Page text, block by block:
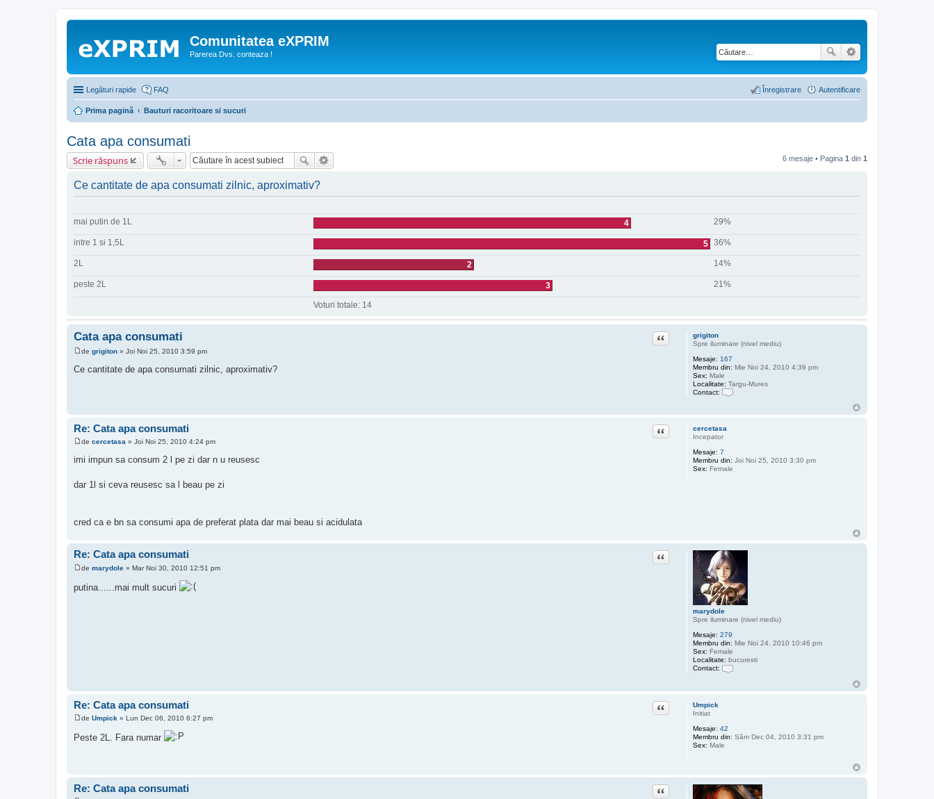
Comunitatea eXPRIM
Parerea Dvs. conteaza !
Legături rapide FAQ Autentificare
Înregistrare
Prima pagină Bauturi racoritoare si sucuri
Cata apa consumati
Scrie răspuns 6 mesaje • Pagina 1 din 1
Ce cantitate de apa consumati zilnic, aproximativ?
mai putin de 1L 4 29%
intre 1 si 1,5L 5 36%
2L 2 14%
peste 2L 3 21%
Voturi totale: 14
grigiton
Spre iluminare (nivel mediu)
Mesaje: 167
Membru din: Mie Noi 24, 2010 4:39 pm
Sex: Male
Localitate: Targu-Mures
Contact:
n
e
i
t
o
n
Cata apa consumati Citat
s
de grigiton » Joi Noi 25, 2010 3:59 pm
Ce cantitate de apa consumati zilnic, aproximativ?
cercetasa
Incepator
Mesaje: 7
Membru din: Joi Noi 25, 2010 3:30 pm
Sex: Female
Re: Cata apa consumati Citat
e
s
j
de cercetasa » Joi Noi 25, 2010 4:24 pm
imi impun sa consum 2 l pe zi dar n u reusesc
dar 1l si ceva reusesc sa l beau pe zi
cred ca e bn sa consumi apa de preferat plata dar mai beau si acidulata
marydole
Spre iluminare (nivel mediu)
Mesaje: 279
Membru din: Mie Noi 24, 2010 10:46 pm
Sex: Female
Localitate: bucuresti
Contact:
n
e
e
m
a
Re: Cata apa consumati Citat
s
de marydole » Mar Noi 30, 2010 12:51 pm
putina......mai mult sucuri
Umpick
Initiat
Mesaje: 42
Membru din: Sâm Dec 04, 2010 3:31 pm
Sex: Male
Re: Cata apa consumati Citat
s
de Umpick » Lun Dec 06, 2010 6:27 pm
Peste 2L. Fara numar
Re: Cata apa consumati Citat